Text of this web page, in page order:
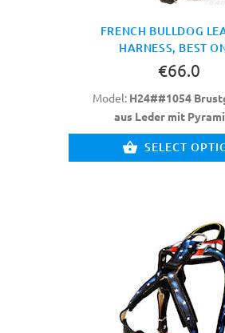
FRENCH BULLDOG
HARNESS, BEST
€66.0
Model: H24##1054
aus Leder mit
SELECT